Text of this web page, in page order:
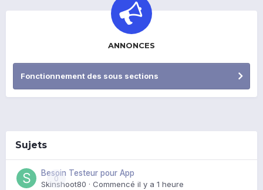
ANNONCES
Fonctionnement des sous sections
Sujets
0
Besoin Testeur pour App
Skinshoot80 · Commencé il y a 1 heure